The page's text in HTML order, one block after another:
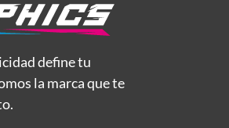
define tu
la marca que te